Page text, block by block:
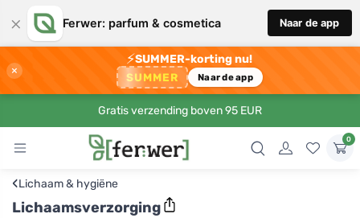
× Ferwer: parfum & cosmetica Naar de app
×
⚡SUMMER-korting nu!
SUMMER Naar de app
Gratis verzending boven 95 EUR
0
‹Lichaam & hygiëne
Lichaamsverzorging